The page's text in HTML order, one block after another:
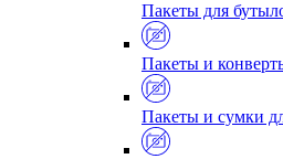
Пакеты для
Пакеты и
Пакеты и сумки